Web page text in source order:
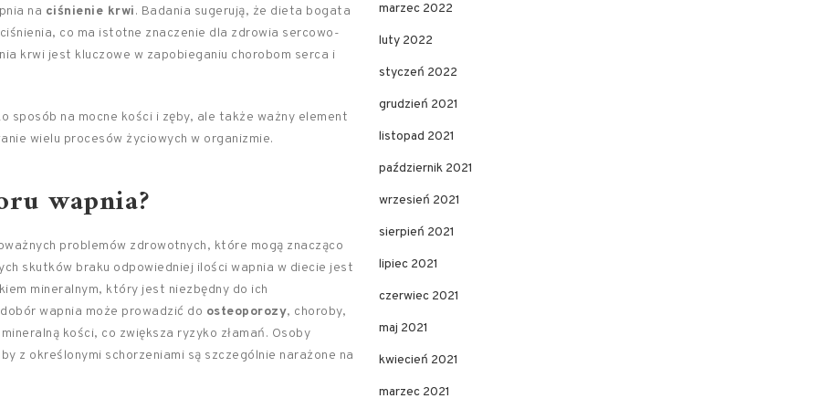
na ciśnienie krwi. Badania sugerują, że dieta bogata
co ma istotne znaczenie dla zdrowia sercowo-
krwi jest kluczowe w zapobieganiu chorobom serca i
na mocne kości i zęby, ale także ważny element
wielu procesów życiowych w organizmie.
wapnia?
problemów zdrowotnych, które mogą znacząco
skutków braku odpowiedniej ilości wapnia w diecie jest
mineralnym, który jest niezbędny do ich
wapnia może prowadzić do osteoporozy, choroby,
kości, co zwiększa ryzyko złamań. Osoby
z określonymi schorzeniami są szczególnie narażone na
marzec 2022
luty 2022
styczeń 2022
grudzień 2021
listopad 2021
październik 2021
wrzesień 2021
sierpień 2021
lipiec 2021
czerwiec 2021
maj 2021
kwiecień 2021
marzec 2021